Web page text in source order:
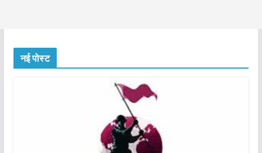
नई पोस्ट